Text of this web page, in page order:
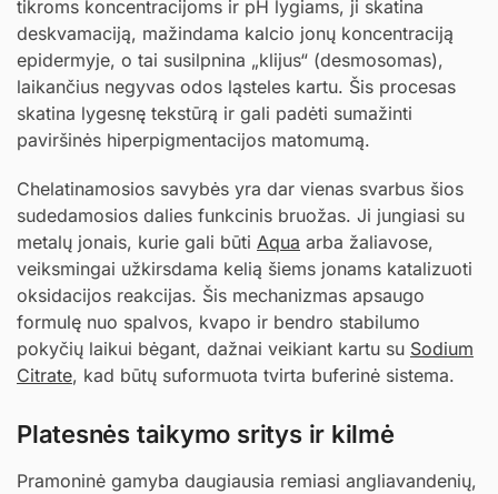
tikroms koncentracijoms ir pH lygiams, ji skatina
deskvamaciją, mažindama kalcio jonų koncentraciją
epidermyje, o tai susilpnina „klijus“ (desmosomas),
laikančius negyvas odos ląsteles kartu. Šis procesas
skatina lygesnę tekstūrą ir gali padėti sumažinti
paviršinės hiperpigmentacijos matomumą.
Chelatinamosios savybės yra dar vienas svarbus šios
sudedamosios dalies funkcinis bruožas. Ji jungiasi su
metalų jonais, kurie gali būti Aqua arba žaliavose,
veiksmingai užkirsdama kelią šiems jonams katalizuoti
oksidacijos reakcijas. Šis mechanizmas apsaugo
formulę nuo spalvos, kvapo ir bendro stabilumo
pokyčių laikui bėgant, dažnai veikiant kartu su Sodium
Citrate, kad būtų suformuota tvirta buferinė sistema.
Platesnės taikymo sritys ir kilmė
Pramoninė gamyba daugiausia remiasi angliavandenių,